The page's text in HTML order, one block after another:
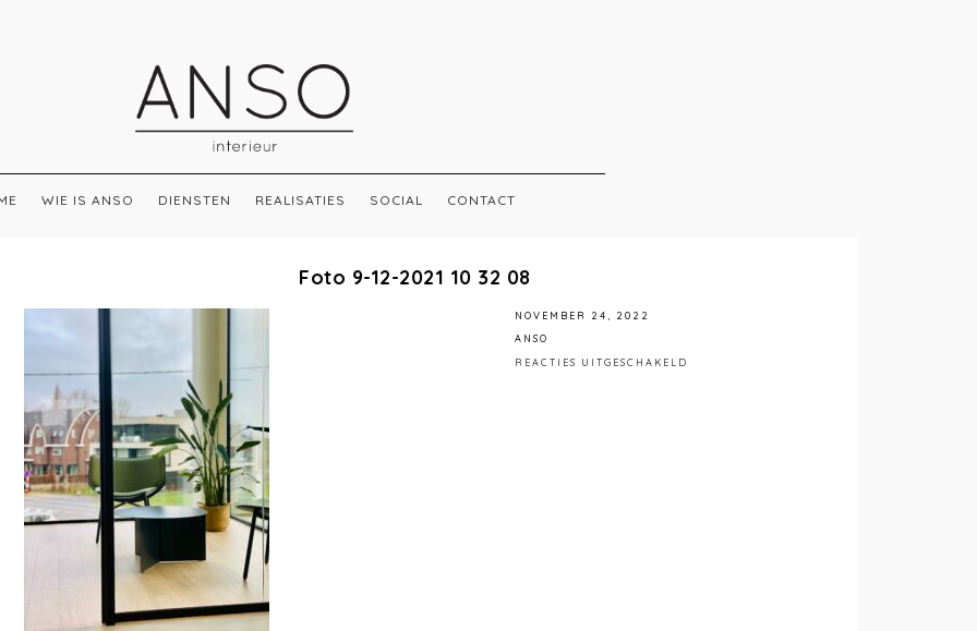
WIE IS ANSO DIENSTEN REALISATIES SOCIAL CONTACT
Foto 9-12-2021 10 32 08
NOVEMBER 24, 2022
ANSO
REACTIES UITGESCHAKELD